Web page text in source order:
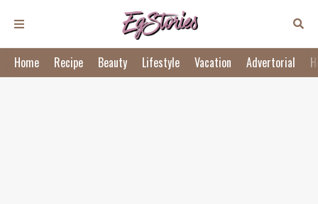
Home Recipe Beauty Lifestyle Vacation Advertorial